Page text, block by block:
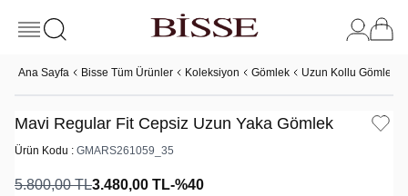
Ana Sayfa Bisse Tüm Ürünler Koleksiyon Gömlek Uzun Kollu Gömlek
Mavi Regular Fit Cepsiz Uzun Yaka Gömlek
Ürün Kodu : GMARS261059_35
5.800,00TL3.480,00 TL-%40